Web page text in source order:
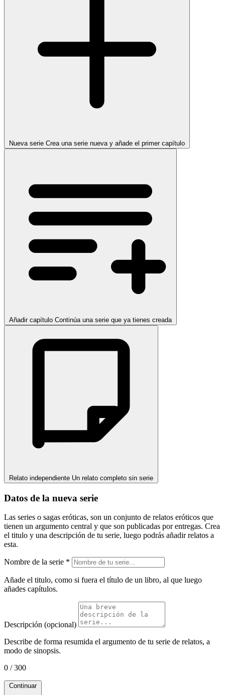
Nueva serie Crea una serie nueva y añade el primer capítulo
Añadir capítulo Continúa una serie que ya tienes creada
Relato independiente Un relato completo sin serie
Datos de la nueva serie
Las series o sagas eróticas, son un conjunto de relatos eróticos que
tienen un argumento central y que son publicadas por entregas. Crea
el titulo y una descripción de tu serie, luego podrás añadir relatos a
esta.
Nombre de la serie *
Añade el titulo, como si fuera el título de un libro, al que luego
añades capítulos.
Descripción (opcional)
Describe de forma resumida el argumento de tu serie de relatos, a
modo de sinopsis.
0 / 300
Continuar